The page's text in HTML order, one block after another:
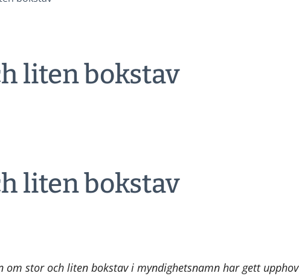
liten bokstav
liten bokstav
om stor och liten bokstav i myndighetsnamn har gett upphov